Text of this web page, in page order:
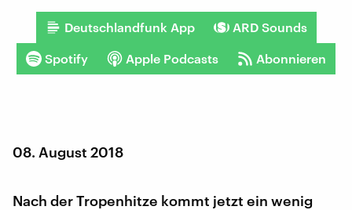
Deutschlandfunk App ARD Sounds
Spotify Apple Podcasts Abonnieren
08. August 2018
Nach der Tropenhitze kommt jetzt ein wenig